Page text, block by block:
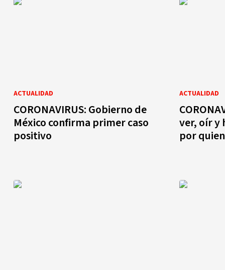
ACTUALIDAD
CORONAVIRUS: Gobierno de
México confirma primer caso
positivo
ACTUALIDAD
ver, oír y
por